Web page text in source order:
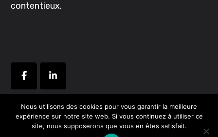
contentieux.
Copyright © 2024 Adel M'Chindra SlyZ STUDIO| Mentions
Nous utilisons des cookies pour vous garantir la meilleure
expérience sur notre site web. Si vous continuez à utiliser ce
site, nous supposerons que vous en êtes satisfait.